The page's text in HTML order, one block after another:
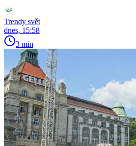
Trendy svět
dnes, 15:58
3 min